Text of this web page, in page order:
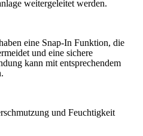
weitergeleitet werden.
eine Snap-In Funktion, die
und eine sichere
kann mit entsprechendem
und Feuchtigkeit